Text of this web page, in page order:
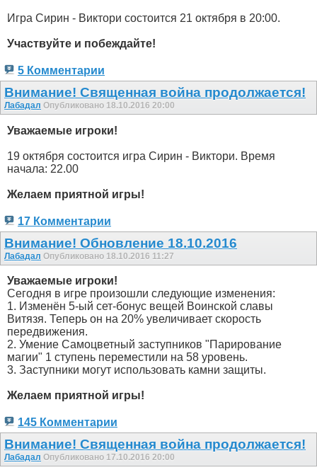
Игра Сирин - Виктори состоится 21 октября в 20:00.
Участвуйте и побеждайте!
5 Комментарии
Внимание! Священная война продолжается!
Лабадал Опубликовано 18.10.2016 20:00
Уважаемые игроки!
19 октября состоится игра Сирин - Виктори. Время
начала: 22.00
Желаем приятной игры!
17 Комментарии
Внимание! Обновление 18.10.2016
Лабадал Опубликовано 18.10.2016 11:27
Уважаемые игроки!
Сегодня в игре произошли следующие изменения:
1. Изменён 5-ый сет-бонус вещей Воинской славы
Витязя. Теперь он на 20% увеличивает скорость
передвижения.
2. Умение Самоцветный заступников "Парирование
магии" 1 ступень переместили на 58 уровень.
3. Заступники могут использовать камни защиты.
Желаем приятной игры!
145 Комментарии
Внимание! Священная война продолжается!
Лабадал Опубликовано 17.10.2016 20:00